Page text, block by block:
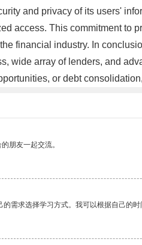
and privacy of its users'
access. This commitment to
financial industry. In
wide array of lenders, and
or debt
朋友一起交流。
需求选择学习方式。我可以根据自己的时